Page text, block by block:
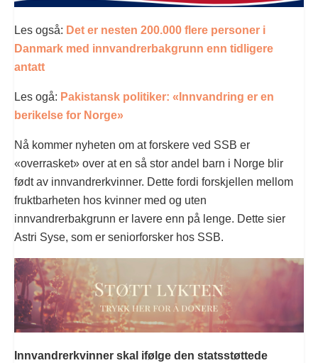
Les også: Det er nesten 200.000 flere personer i
Danmark med innvandrerbakgrunn enn tidligere
antatt
Les ogå: Pakistansk politiker: «Innvandring er en
berikelse for Norge»
Nå kommer nyheten om at forskere ved SSB er
«overrasket» over at en så stor andel barn i Norge blir
født av innvandrerkvinner. Dette fordi forskjellen mellom
fruktbarheten hos kvinner med og uten
innvandrerbakgrunn er lavere enn på lenge. Dette sier
Astri Syse, som er seniorforsker hos SSB.
Innvandrerkvinner skal ifølge den statsstøttede